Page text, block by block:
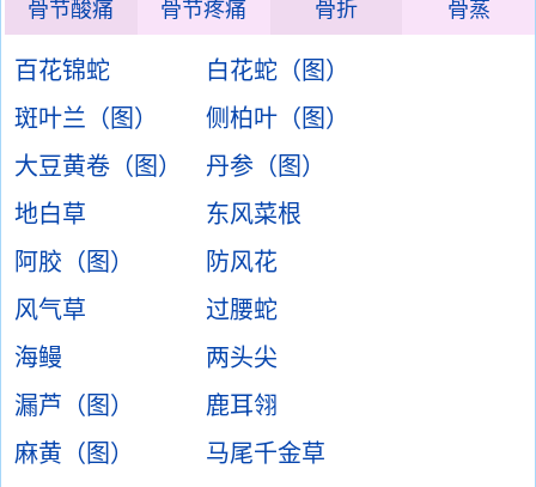
骨节酸痛 骨节疼痛 骨折 骨蒸
百花锦蛇
白花蛇（图）
斑叶兰（图）
侧柏叶（图）
大豆黄卷（图）
丹参（图）
地白草
东风菜根
阿胶（图）
防风花
风气草
过腰蛇
海鳗
两头尖
漏芦（图）
鹿耳翎
麻黄（图）
马尾千金草